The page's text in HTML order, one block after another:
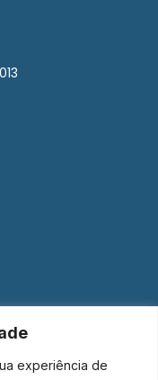
experiência de